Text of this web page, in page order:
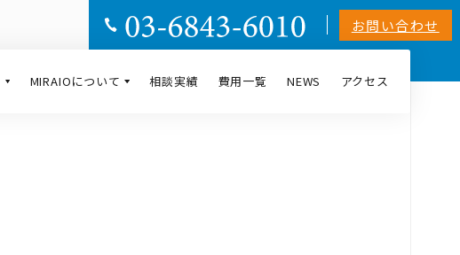
お問い合わせ
MIRAIOについて 相談実績 費用一覧 NEWS アクセス